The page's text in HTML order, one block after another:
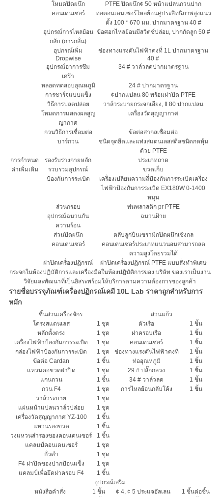
โหมดปิดผนึก
PTFE ปิดผนึก¢ 50 หน้าแปลนกวนปาก
คอนเดนเซอร์
ท่อคอนเดนเซอร์ไหลย้อนคู่ประสิทธิภาพสูงแนว
ตั้ง 100 * 670 มม. ปากมาตรฐาน 40 #
อุปกรณ์การไหลย้อน
กลับ (การกลั่น)
ข้อศอกไหลย้อนมีสวิตช์ปล่อย, ปากกัดลูก 50 #
อุปกรณ์เพิ่ม
Dropwise
ช่องทางแรงดันไฟฟ้าคงที่ 1L ปากมาตรฐาน
40 #
อุปกรณ์อาการซึม
เศร้า
34 # วาล์วลดปากมาตรฐาน
หลอดทดสอบอุณหภูมิ
24 # ปากมาตรฐาน
การชาร์จแบบแข็ง
¢ปากแปลน 80 พร้อมฝาปิด PTFE
วิธีการปลดปล่อย
วาล์วระบายกระจกเอียง, fl 80 ปากแปลน
โหมดการแสดงผลสูญ
ญากาศ
เครื่องวัดสุญญากาศ
กวนวิธีการเชื่อมต่อ
ข้อต่อสากลเชื่อมต่อ
บาร์กวน
ชนิดจุดยึดและแท่งสแตนเลสสตีลชนิดกดหุ้ม
ด้วย PTFE
การกำหนด
ค่าเพิ่มเติม
รองรับร่างกายหลัก
ประเภทถาด
รวบรวมอุปกรณ์
ขวดเก็บ
ป้องกันการระเบิด
เครื่องเปลี่ยนความถี่ป้องกันการระเบิดเครื่อง
ไฟฟ้าป้องกันการระเบิด EX180W 0-1400
หมุน
ส่วนกรอบ
พ่นพลาสติก pr PTFE
อุปกรณ์ฉนวนกัน
ความร้อน
ฉนวนฝ้าย
ส่วนปิดผนึก
ตลับลูกปืนเซรามิกปิดผนึกเชิงกล
คอนเดนเซอร์
คอนเดนเซอร์ประเภทแนวนอนสามารถลด
ความสูงโดยรวมได้
ฝาปิดเครื่องปฏิกรณ์
ฝาปิดเครื่องปฏิกรณ์ PTFE แบบสั่งทำพิเศษ
กระจกในห้องปฏิบัติการและเครื่องมือในห้องปฏิบัติการของ บริษัท ของเราเป็นงาน
วิจัยและพัฒนาที่เป็นอิสระพร้อมให้บริการตามความต้องการของลูกค้า
รายชื่อบรรจุภัณฑ์เครื่องปฏิกรณ์เคมี 10L Lab ราคาถูกสำหรับการ
หมัก
ชิ้นส่วนเครื่องจักร
ส่วนแก้ว
โครงสแตนเลส
1 ชุด ตัวเรือ
1 ชิ้น
หลักตั้งตรง
1 ชุด ฝาครอบเรือ
1 ชิ้น
เครื่องไฟฟ้าป้องกันการระเบิด
1 ชุด คอนเดนเซอร์
1 ชิ้น
กล่องไฟฟ้าป้องกันการระเบิด
1 ชุด ช่องทางแรงดันไฟฟ้าคงที่
1 ชิ้น
ข้อต่อ Cardan
1 ชิ้น ท่ออุณหภูมิ
1 ชิ้น
แหวนคอขวดฝาปิด
1 ชุด 29 # ปลั๊กกลวง
1 ชิ้น
แกนกวน
1 ชิ้น 34 # วาล์วลด
1 ชิ้น
กวน F4
1 ชุด การไหลย้อนกลับโค้ง
1 ชิ้น
วาล์วระบาย
1 ชุด
แผ่นหน้าแปลนวาล์วปล่อย
1 ชุด
เครื่องวัดสุญญากาศ YZ-100
1 ชิ้น
แหวนรองขวด
1 ชิ้น
วงแหวนสำรองของคอนเดนเซอร์
1 ชิ้น
แคลมป์คอนเดนเซอร์
1 ชุด
ถั่วดำ
1 ชุด
F4 ฝาปิดของปากป้อนแข็ง
1 ชุด
แคลมป์เพื่อยึดฝาครอบ F4
1 ชิ้น
อุปกรณ์เสริม
หนังสือคำสั่ง
1 ชิ้น ¢ 4, ¢ 5 ประแจอัลเลน
1 ชิ้นต่อชิ้น